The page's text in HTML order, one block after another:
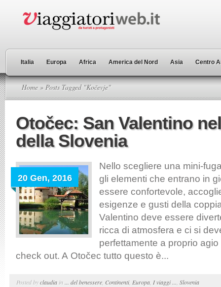
Italia Europa Africa America del Nord Asia Centro
Home » Posts Tagged "Kočevje"
Otočec: San Valentino
della Slovenia
20 Gen, 2016
Nello scegliere una mini-
gli elementi che entrano in
essere confortevole,
esigenze e gusti della
Valentino deve essere
ricca di atmosfera e ci si
perfettamente a proprio
check out. A Otočec tutto questo è...
Posted byclaudia in ... del benessere Continenti, Europa I viaggi ... Slovenia